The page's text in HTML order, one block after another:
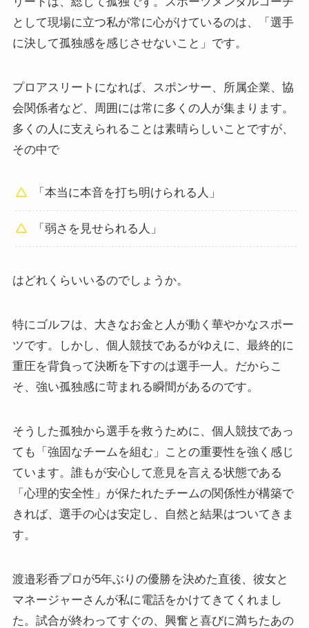
として現場に立つ私が常に心がけているのは、「選手
に決して孤独感を感じさせないこと」です。
プロアスリートになれば、スポンサー、所属企業、協
会関係者など、周囲には常に多くの人が集まります。
多くの人に支えられることは素晴らしいことですが、
その中で
「本当に本音を打ち明けられる人」
「弱さを見せられる人」
はどれくらいいるのでしょうか。
特にゴルフは、大きなお金と人が動く華やかなスポー
ツです。しかし、個人競技であるがゆえに、最終的に
重圧を背負って決断を下すのは選手一人。だからこ
そ、強い孤独感に苛まれる瞬間があるのです。
そうした孤独から選手を救うために、個人競技であっ
ても「強固なチームを組む」ことの重要性を強く感じ
ています。誰もが安心して意見を言える状態である
「心理的安全性」が保たれたチームの関係性が構築で
きれば、選手の心は安定し、自然と結果はついてきま
す。
渡邉彩香プロが5年ぶりの優勝を決めた直後、彼女と
マネージャーさんが私に電話をかけてきてくれまし
た。試合が終わってすぐの、興奮と喜びに満ちたあの